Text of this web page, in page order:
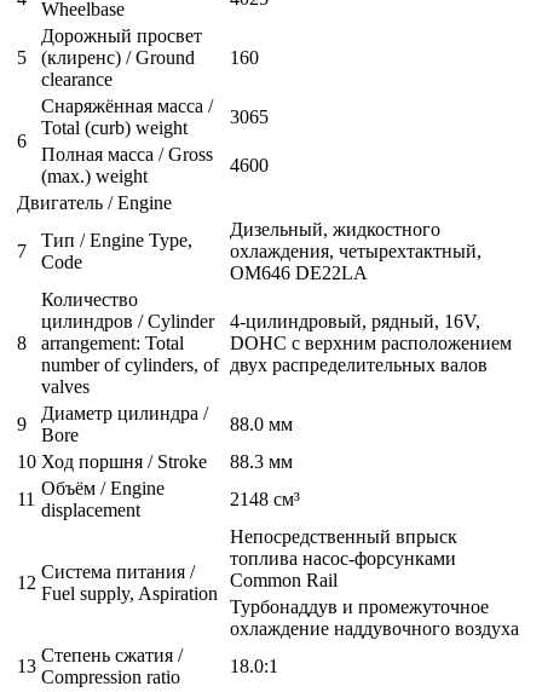
Wheelbase
5
Дорожный просвет
(клиренс) / Ground
clearance
160
6
Снаряжённая масса /
Total (curb) weight
3065
Полная масса / Gross
(max.) weight
4600
Двигатель / Engine
7
Тип / Engine Type,
Code
Дизельный, жидкостного
охлаждения, четырехтактный,
OM646 DE22LA
8
Количество
цилиндров / Cylinder
arrangement: Total
number of cylinders, of
valves
4-цилиндровый, рядный, 16V,
DOHC с верхним расположением
двух распределительных валов
9
Диаметр цилиндра /
Bore
88.0 мм
10 Ход поршня / Stroke
88.3 мм
11
Объём / Engine
displacement
2148 см³
12
Система питания /
Fuel supply, Aspiration
Непосредственный впрыск
топлива насос-форсунками
Common Rail
Турбонаддув и промежуточное
охлаждение наддувочного воздуха
13
Степень сжатия /
Compression ratio
18.0:1